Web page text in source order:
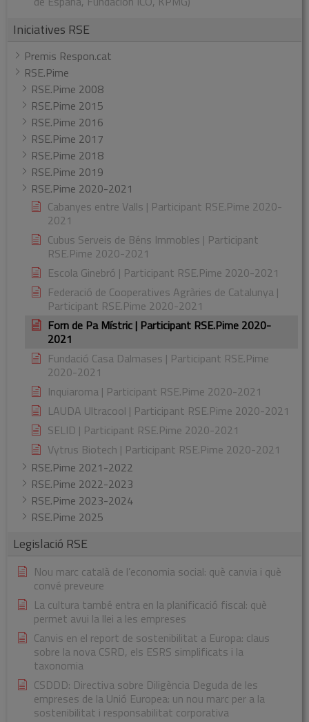
Iniciatives RSE
Premis Respon.cat
RSE.Pime
RSE.Pime 2008
RSE.Pime 2015
RSE.Pime 2016
RSE.Pime 2017
RSE.Pime 2018
RSE.Pime 2019
RSE.Pime 2020-2021
Cabanyes entre Valls | Participant RSE.Pime 2020-
2021
Cubus Serveis de Béns Immobles | Participant
RSE.Pime 2020-2021
Escola Ginebró | Participant RSE.Pime 2020-2021
Federació de Cooperatives Agràries de Catalunya |
Participant RSE.Pime 2020-2021
Forn de Pa Místric | Participant RSE.Pime 2020-
2021
Fundació Casa Dalmases | Participant RSE.Pime
2020-2021
Inquiaroma | Participant RSE.Pime 2020-2021
LAUDA Ultracool | Participant RSE.Pime 2020-2021
SELID | Participant RSE.Pime 2020-2021
Vytrus Biotech | Participant RSE.Pime 2020-2021
RSE.Pime 2021-2022
RSE.Pime 2022-2023
RSE.Pime 2023-2024
RSE.Pime 2025
Legislació RSE
Nou marc català de l’economia social: què canvia i què
convé preveure
La cultura també entra en la planificació fiscal: què
permet avui la llei a les empreses
Canvis en el report de sostenibilitat a Europa: claus
sobre la nova CSRD, els ESRS simplificats i la
taxonomia
CSDDD: Directiva sobre Diligència Deguda de les
empreses de la Unió Europea: un nou marc per a la
sostenibilitat i responsabilitat corporativa